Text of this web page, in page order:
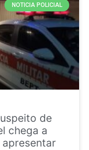
NOTICIA POLICIAL
de
chega a
apresentar